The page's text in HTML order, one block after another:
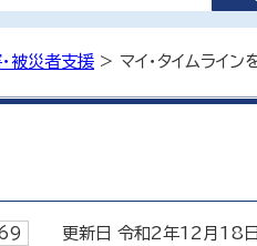
・被災者支援 > マイ・タイムライン
更新日 令和2年12月18日